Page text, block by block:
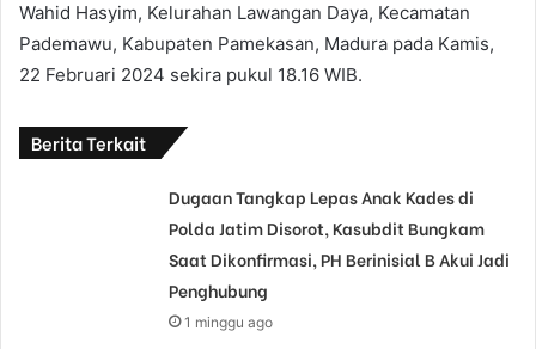
Wahid Hasyim, Kelurahan Lawangan Daya, Kecamatan
Pademawu, Kabupaten Pamekasan, Madura pada Kamis,
22 Februari 2024 sekira pukul 18.16 WIB.
Berita Terkait
Dugaan Tangkap Lepas Anak Kades di
Polda Jatim Disorot, Kasubdit Bungkam
Saat Dikonfirmasi, PH Berinisial B Akui Jadi
Penghubung
1 minggu ago